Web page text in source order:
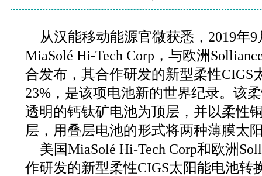
从汉能移动能源官微获悉，2019年
MiaSolé Hi-Tech Corp，与欧洲
合发布，其合作研发的新型柔性CIGS
23%，是该项电池新的世界纪录。该
透明的钙钛矿电池为顶层，并以柔性
层，用叠层电池的形式将两种薄膜太
美国MiaSolé Hi-Tech Corp和欧洲
作研发的新型柔性CIGS太阳能电池转